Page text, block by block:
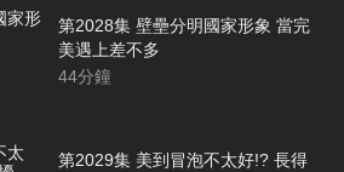
第2028集 壁壘分明國家形象 當完
美遇上差不多
44分鐘
第2029集 美到冒泡不太好!? 長得